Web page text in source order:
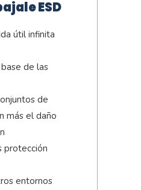
ESD
útil infinita
de las
de
más el daño
protección
entornos